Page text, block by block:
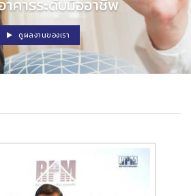
าคารระดับมืออาชีพ
ดูผลงานของเรา